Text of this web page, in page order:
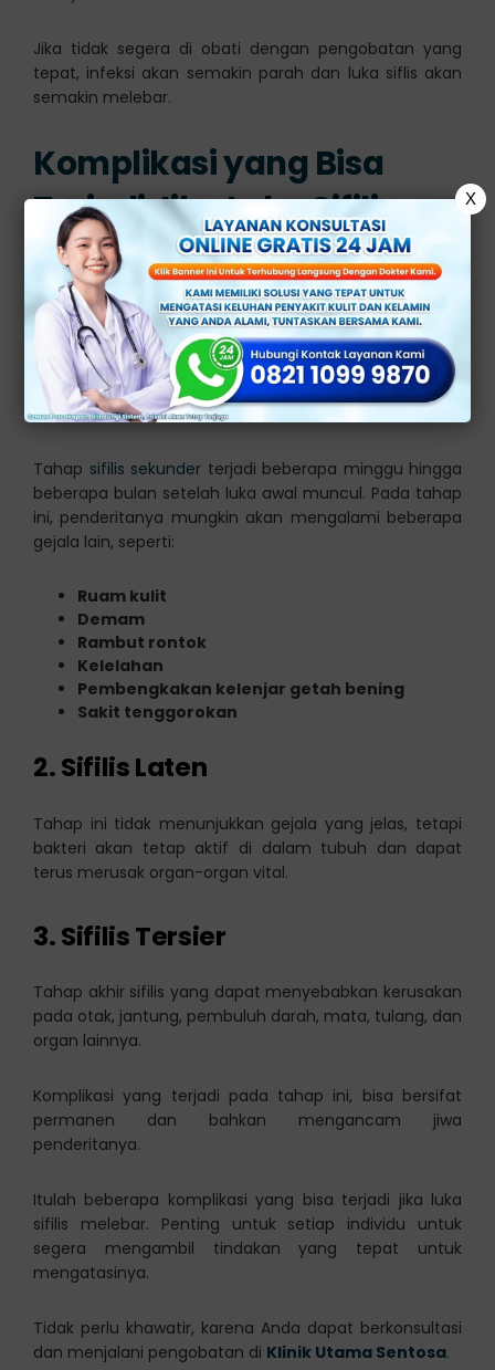
Jika tidak segera di obati dengan pengobatan yang
tepat, infeksi akan semakin parah dan luka siflis akan
semakin melebar.
Komplikasi yang Bisa
Terjadi Jika Luka Sifilis
Melebar
Luka sifilis yang terus menerus membesar, dapat
menyebabkan berbagai komplikasi serius, antara lain:
1. Sifilis Sekunder
Tahap sifilis sekunder terjadi beberapa minggu hingga
beberapa bulan setelah luka awal muncul. Pada tahap
ini, penderitanya mungkin akan mengalami beberapa
gejala lain, seperti:
Ruam kulit
Demam
Rambut rontok
Kelelahan
Pembengkakan kelenjar getah bening
Sakit tenggorokan
2. Sifilis Laten
Tahap ini tidak menunjukkan gejala yang jelas, tetapi
bakteri akan tetap aktif di dalam tubuh dan dapat
terus merusak organ-organ vital.
3. Sifilis Tersier
Tahap akhir sifilis yang dapat menyebabkan kerusakan
pada otak, jantung, pembuluh darah, mata, tulang, dan
organ lainnya.
Komplikasi yang terjadi pada tahap ini, bisa bersifat
permanen dan bahkan mengancam jiwa
penderitanya.
Itulah beberapa komplikasi yang bisa terjadi jika luka
sifilis melebar. Penting untuk setiap individu untuk
segera mengambil tindakan yang tepat untuk
mengatasinya.
Tidak perlu khawatir, karena Anda dapat berkonsultasi
dan menjalani pengobatan di Klinik Utama Sentosa.
X